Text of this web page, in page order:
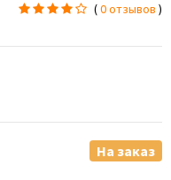
(0 отзывов )
На заказ